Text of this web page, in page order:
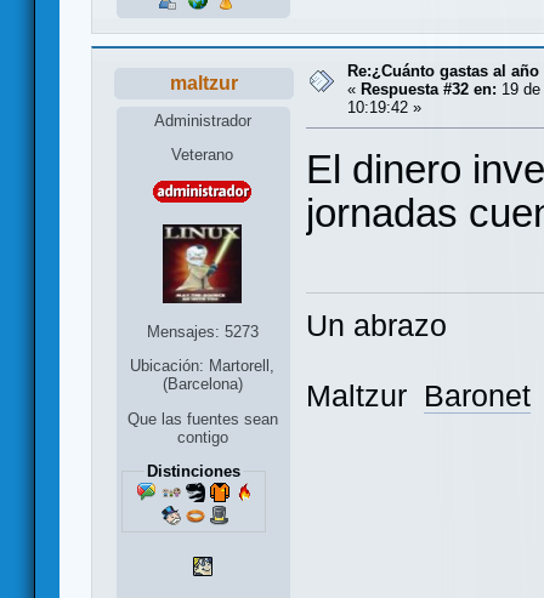
maltzur
Administrador
Veterano
Mensajes: 5273
Ubicación: Martorell,
(Barcelona)
Que las fuentes sean
contigo
Distinciones
Re:¿Cuánto gastas al
« Respuesta #32 en: 19
10:19:42 »
El dinero
jornadas
Un abrazo
Maltzur Baronet